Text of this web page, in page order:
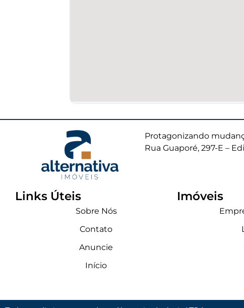
Protagonizando
Rua Guaporé, 297-E –
Links Úteis
Sobre Nós
Contato
Anuncie
Início
Imóveis